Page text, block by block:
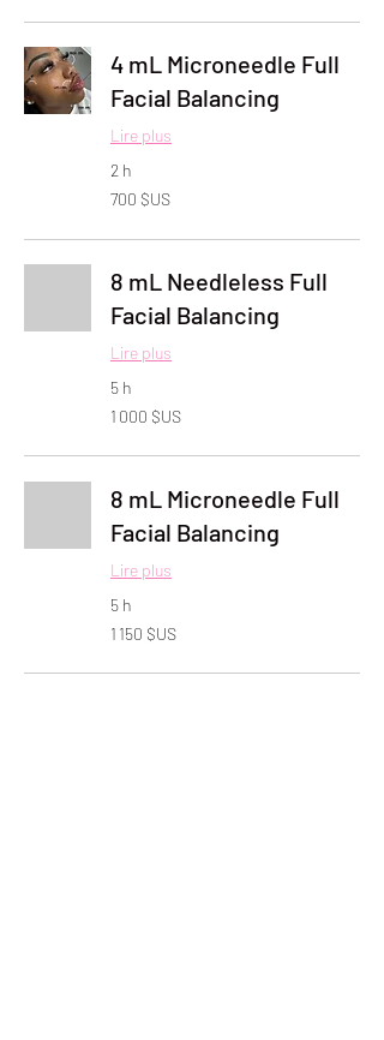
4 mL Microneedle Full
Facial Balancing
Lire plus
2 h
700
dollars
700 $US
8 mL Needleless Full
Facial Balancing
Lire plus
5 h
1 000
dollars
1 000 $US
8 mL Microneedle Full
Facial Balancing
Lire plus
5 h
1 150
dollars
1 150 $US